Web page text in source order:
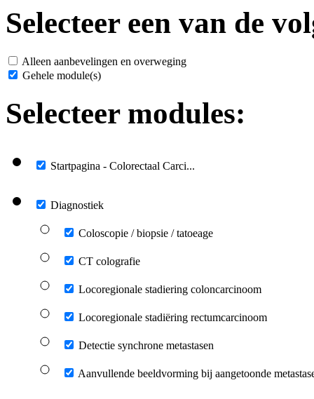
Selecteer een van de
Alleen aanbevelingen en overweging
Gehele module(s)
Selecteer modules:
Startpagina - Colorectaal Carci...
Diagnostiek
Coloscopie / biopsie / tatoeage
CT colografie
Locoregionale stadiering coloncarcinoom
Locoregionale stadiëring rectumcarcinoom
Detectie synchrone metastasen
Aanvullende beeldvorming bij aangetoonde